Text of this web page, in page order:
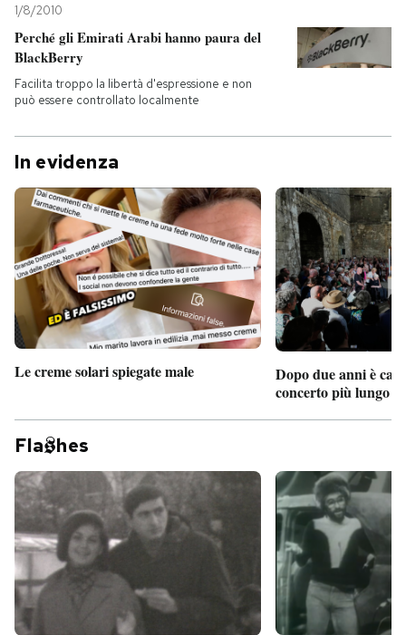
1/8/2010
Perché gli Emirati Arabi hanno paura del
BlackBerry
Facilita troppo la libertà d'espressione e non
può essere controllato localmente
In evidenza
Le creme solari spiegate male
Dopo due anni è
concerto più lungo
Fla hes